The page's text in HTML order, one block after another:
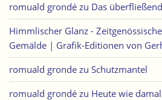
romuald grondé zu Das
Himmlischer Glanz -
Gemälde | Grafik-Editionen von
romuald gronde zu Schutzmantel
romuald grondé zu Heute wie